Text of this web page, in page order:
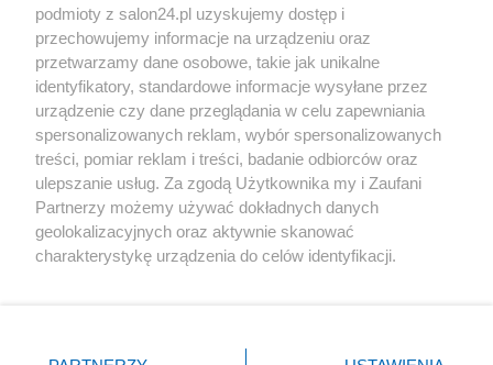
Społeczeństwo
Kultura
X Facebook Instagram Youtube
podmioty z salon24.pl uzyskujemy dostęp i
przechowujemy informacje na urządzeniu oraz
przetwarzamy dane osobowe, takie jak unikalne
identyfikatory, standardowe informacje wysyłane przez
urządzenie czy dane przeglądania w celu zapewniania
spersonalizowanych reklam, wybór spersonalizowanych
treści, pomiar reklam i treści, badanie odbiorców oraz
ulepszanie usług. Za zgodą Użytkownika my i Zaufani
Partnerzy możemy używać dokładnych danych
geolokalizacyjnych oraz aktywnie skanować
charakterystykę urządzenia do celów identyfikacji.
zmienić/wycofać klikając przycisk ustawień prywatności